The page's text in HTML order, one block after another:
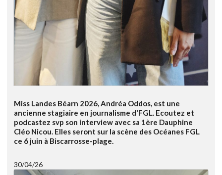
Miss Landes Béarn 2026, Andréa Oddos, est une
ancienne stagiaire en journalisme d'FGL. Ecoutez et
podcastez svp son interview avec sa 1ère Dauphine
Cléo Nicou. Elles seront sur la scène des Océanes FGL
ce 6 juin à Biscarrosse-plage.
30/04/26